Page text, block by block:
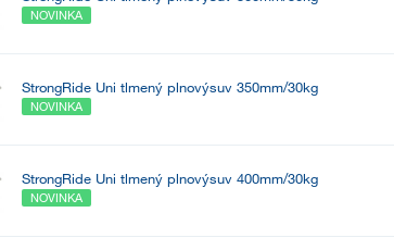
NOVINKA
StrongRide Uni tlmený plnovýsuv 350mm/30kg
NOVINKA
StrongRide Uni tlmený plnovýsuv 400mm/30kg
NOVINKA